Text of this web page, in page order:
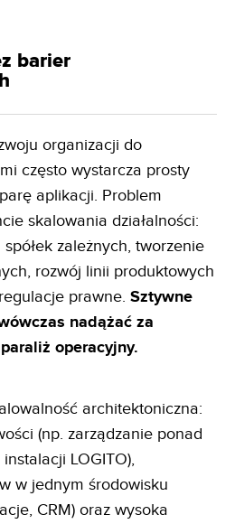
barier
organizacji do
często wystarcza prosty
aplikacji. Problem
skalowania działalności:
zależnych, tworzenie
rozwój linii produktowych
prawne. Sztywne
nadążać za
operacyjny.
architektoniczna:
(np. zarządzanie ponad
LOGITO),
w jednym środowisku
CRM) oraz wysoka